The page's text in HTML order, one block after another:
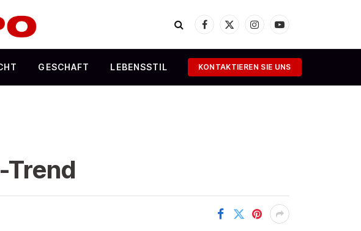
Facebook
X
InstagramYouTube
GESCHAFT LEBENSSTIL KONTAKTIEREN SIE UNS
Trend